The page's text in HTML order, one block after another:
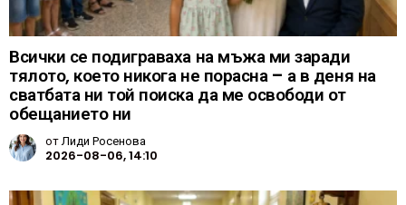
Всички се подиграваха на мъжа ми заради
тялото, което никога не порасна – а в деня на
сватбата ни той поиска да ме освободи от
обещанието ни
отЛиди Росенова
2026-08-06, 14:10